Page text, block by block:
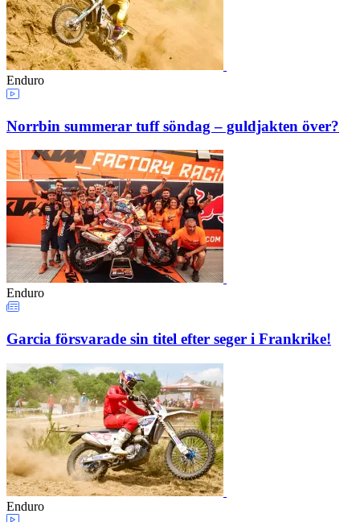
Enduro
Norrbin summerar tuff söndag – guldjakten över?
Enduro
Garcia försvarade sin titel efter seger i Frankrike!
Enduro